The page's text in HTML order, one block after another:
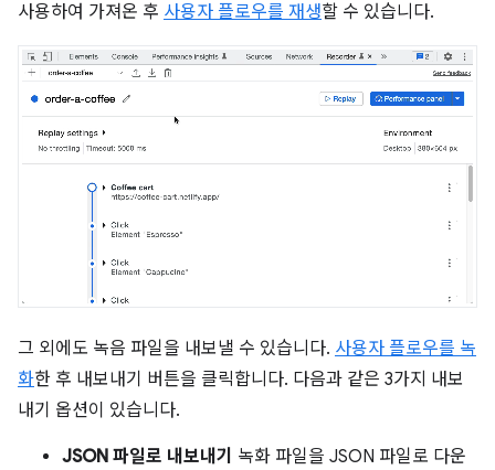
사용하여 가져온 후 사용자 플로우를 재생할 수 있습니다.
그 외에도 녹음 파일을 내보낼 수 있습니다. 사용자 플로우를 녹
화한 후 내보내기 버튼을 클릭합니다. 다음과 같은 3가지 내보
내기 옵션이 있습니다.
JSON 파일로 내보내기 녹화 파일을 JSON 파일로 다운